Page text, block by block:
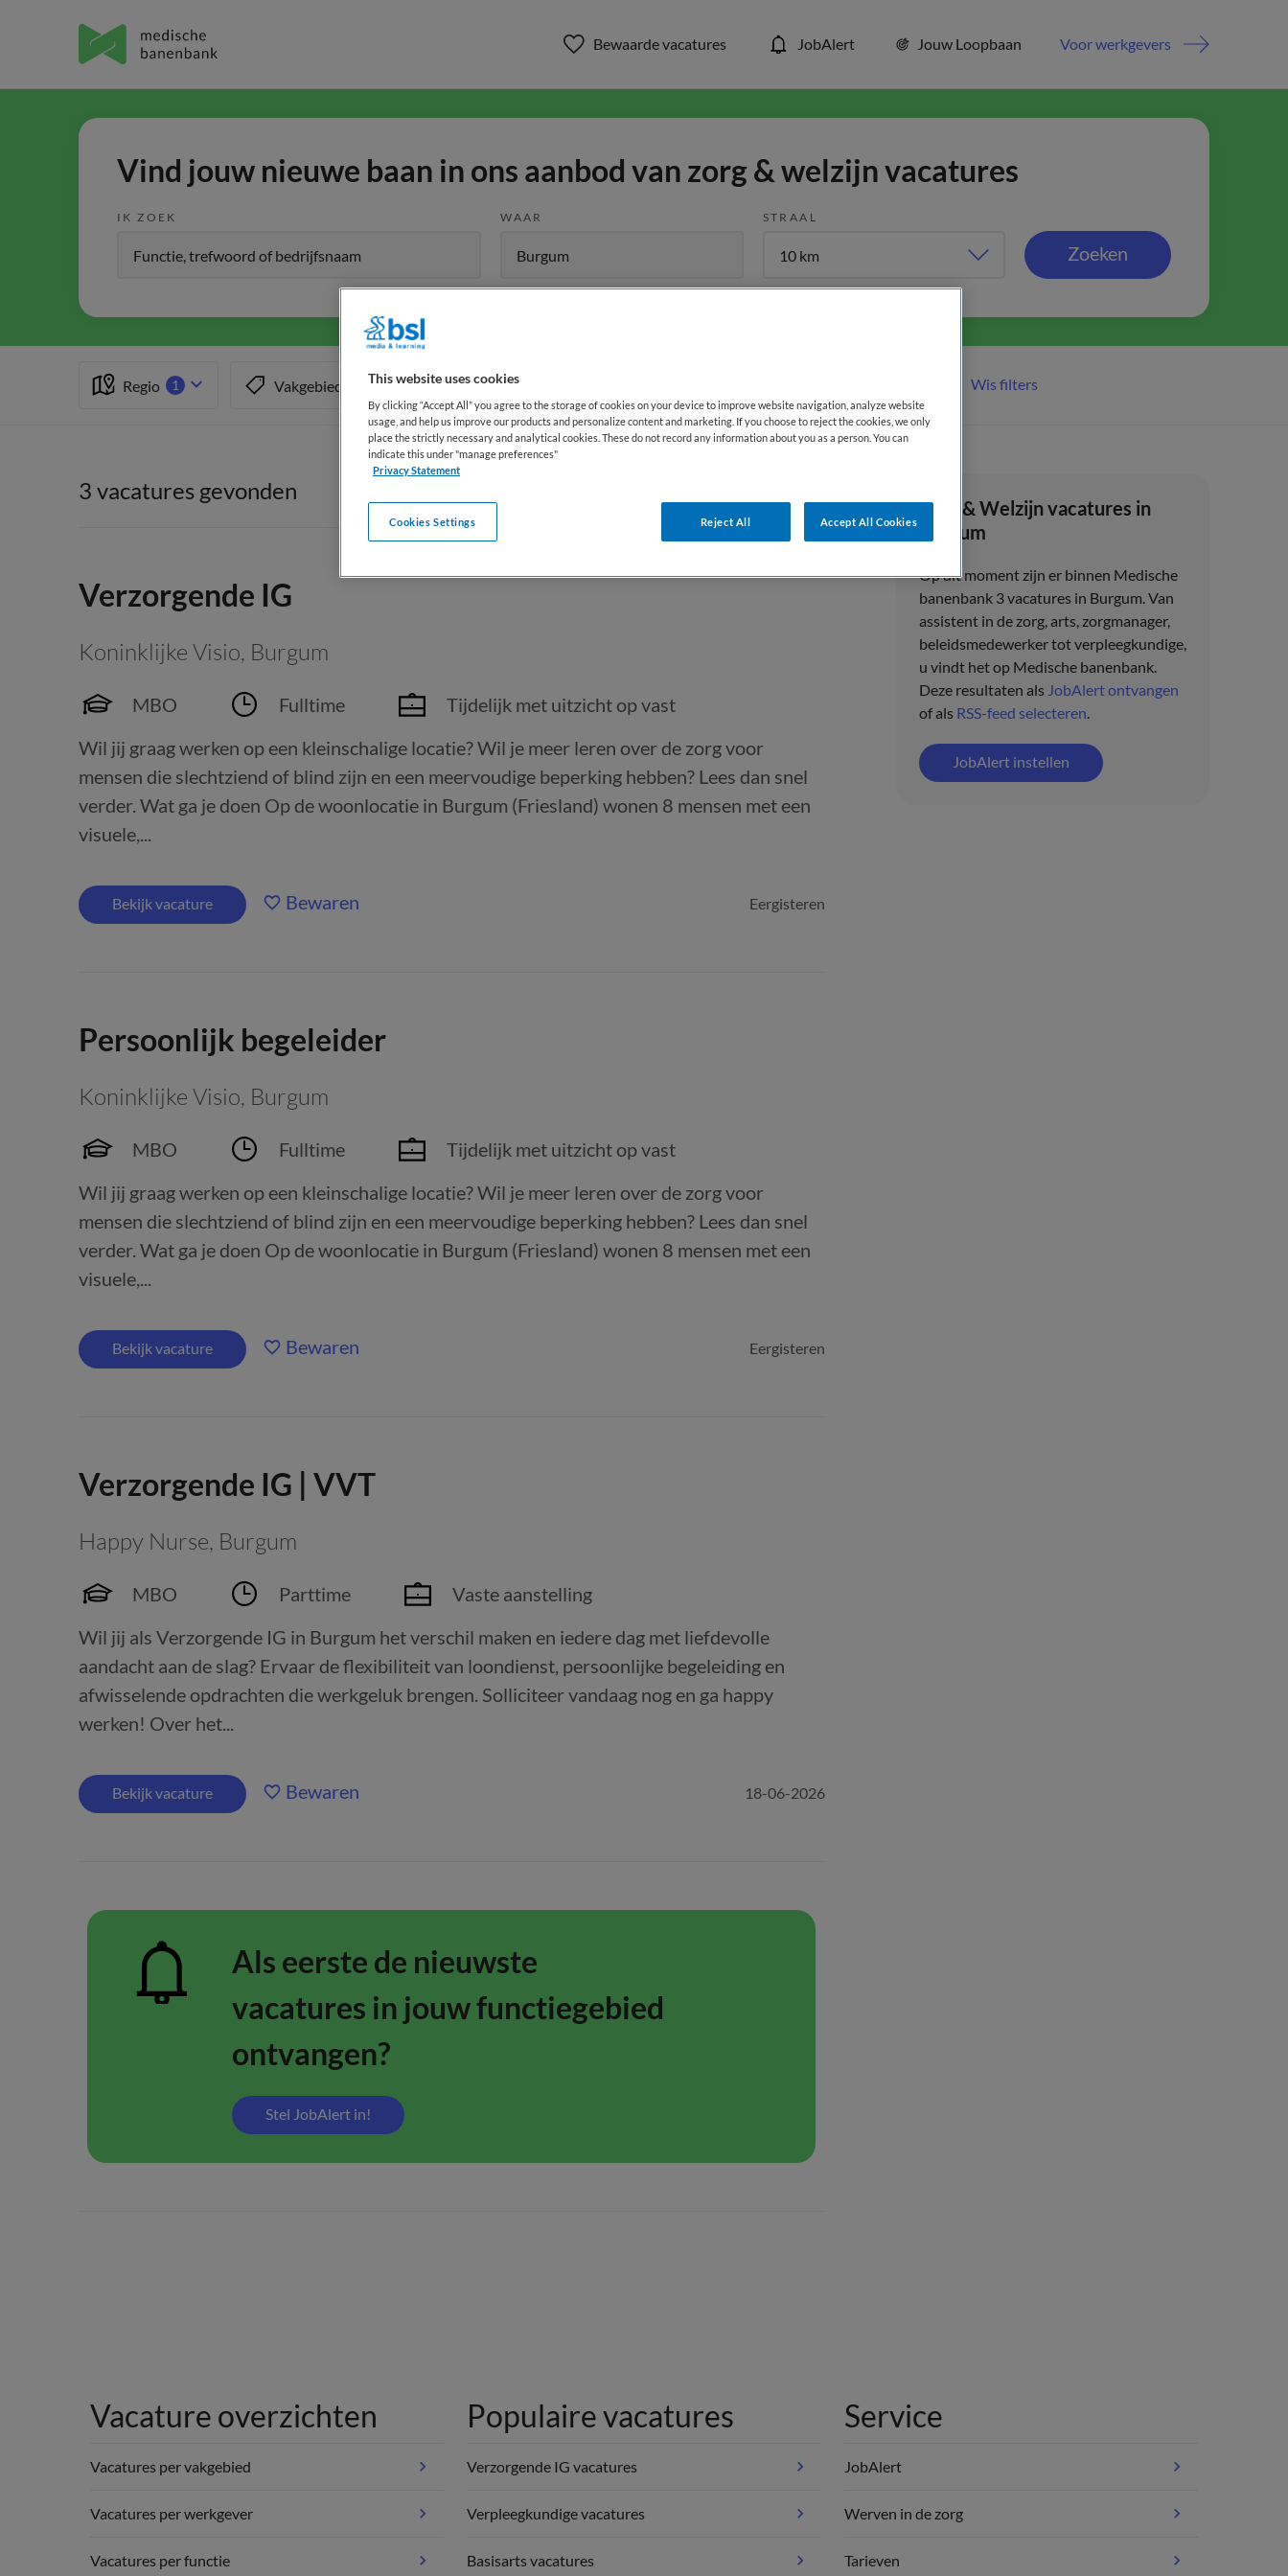
Bewaarde vacatures JobAlert Jouw Loopbaan Voor werkgevers
Vind jouw nieuwe baan in ons aanbod van zorg & welzijn vacatures
IK ZOEK WAAR STRAAL
Zoeken
Regio 1 Vakgebied Functiegebied Wis filters
Zorg & Welzijn vacatures in
Burgum
Op dit moment zijn er binnen Medische
banenbank 3 vacatures in Burgum. Van
assistent in de zorg, arts, zorgmanager,
beleidsmedewerker tot verpleegkundige,
u vindt het op Medische banenbank.
Deze resultaten als JobAlert ontvangen
of als RSS-feed selecteren.
JobAlert instellen
3 vacatures gevonden
Verzorgende IG
Koninklijke Visio, Burgum
MBO Fulltime
Tijdelijk met uitzicht op vast
Wil jij graag werken op een kleinschalige locatie? Wil je meer leren over de zorg voor
mensen die slechtziend of blind zijn en een meervoudige beperking hebben? Lees dan snel
verder. Wat ga je doen Op de woonlocatie in Burgum (Friesland) wonen 8 mensen met een
visuele,...
Bekijk vacature Bewaren Eergisteren
Persoonlijk begeleider
Koninklijke Visio, Burgum
MBO Fulltime
Tijdelijk met uitzicht op vast
Wil jij graag werken op een kleinschalige locatie? Wil je meer leren over de zorg voor
mensen die slechtziend of blind zijn en een meervoudige beperking hebben? Lees dan snel
verder. Wat ga je doen Op de woonlocatie in Burgum (Friesland) wonen 8 mensen met een
visuele,...
Bekijk vacature Bewaren Eergisteren
Verzorgende IG | VVT
Happy Nurse, Burgum
MBO Parttime
Vaste aanstelling
Wil jij als Verzorgende IG in Burgum het verschil maken en iedere dag met liefdevolle
aandacht aan de slag? Ervaar de flexibiliteit van loondienst, persoonlijke begeleiding en
afwisselende opdrachten die werkgeluk brengen. Solliciteer vandaag nog en ga happy
werken! Over het...
Bekijk vacature Bewaren 18-06-2026
Als eerste de nieuwste
vacatures in jouw functiegebied
ontvangen?
Stel JobAlert in!
Vacature overzichten
Vacatures per vakgebied
Vacatures per werkgever
Vacatures per functie
Populaire vacatures
Verzorgende IG vacatures
Verpleegkundige vacatures
Basisarts vacatures
Service
JobAlert
Werven in de zorg
Tarieven
This website uses cookies
By clicking “Accept All” you agree to the storage of cookies on your device to improve website navigation, analyze website
usage, and help us improve our products and personalize content and marketing. If you choose to reject the cookies, we only
place the strictly necessary and analytical cookies. These do not record any information about you as a person. You can
indicate this under "manage preferences"
Privacy Statement
Reject All Accept All Cookies
Cookies Settings